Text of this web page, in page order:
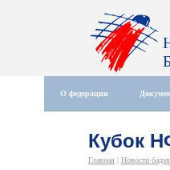
О федерации
Кубок
Главная | Новости